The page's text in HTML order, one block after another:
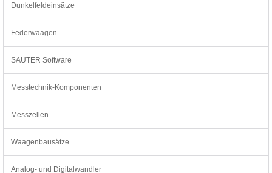
Dunkelfeldeinsätze
Federwaagen
SAUTER Software
Messtechnik-Komponenten
Messzellen
Waagenbausätze
Analog- und Digitalwandler